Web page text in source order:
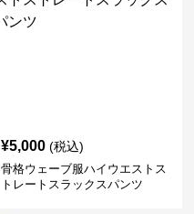
¥5,000 (税込)
骨格ウェーブ服ハイウエストス
トレートスラックスパンツ